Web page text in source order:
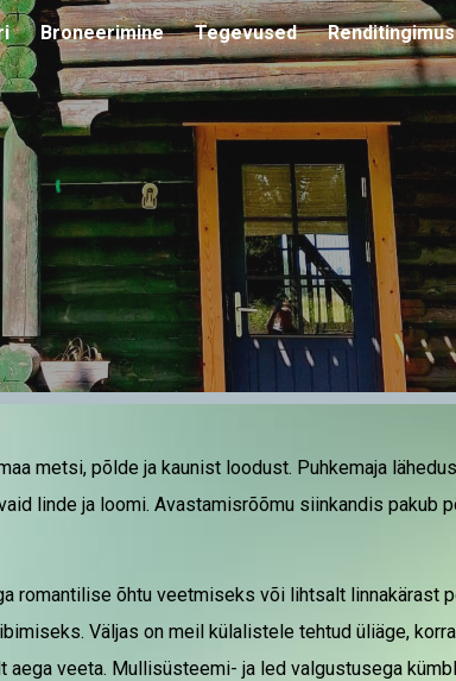
Skip to navigation
Broneerimine Tegevused
metsi, põlde ja kaunist loodust. Puhkemaja
linde ja loomi. Avastamisrõõmu siinkandis pakub
romantilise õhtu veetmiseks või lihtsalt linnakärast
Väljas on meil külalistele tehtud üliäge,
veeta. Mullisüsteemi- ja led valgustusega